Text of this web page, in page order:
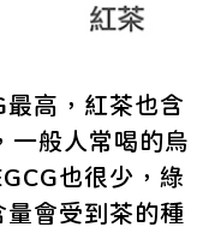
高，紅茶也含
一般人常喝的烏
也很少，綠
量會受到茶的種